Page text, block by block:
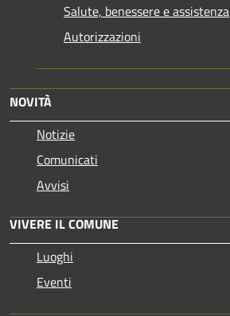
Salute, benessere e assistenza
Autorizzazioni
NOVITÀ
Notizie
Comunicati
Avvisi
VIVERE IL COMUNE
Luoghi
Eventi